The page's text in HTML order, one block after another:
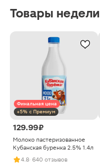
Товары недели
Финальная цена
+5% с Премиум
129.99 ₽
Молоко пастеризованное
Кубанская буренка 2.5% 1.4л
4.8· 640 отзывов